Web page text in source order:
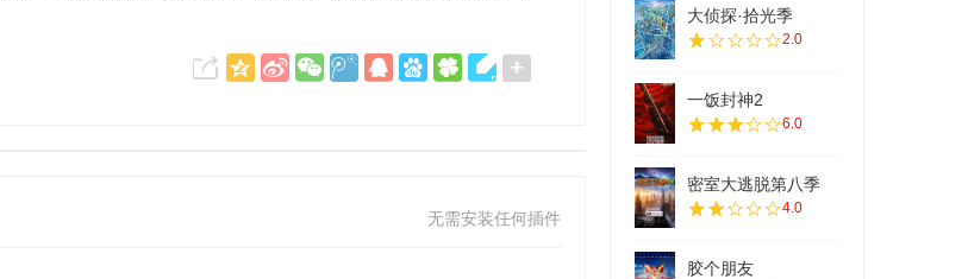
无需安装任何插件
大侦探·拾光季
2.0
一饭封神2
6.0
密室大逃脱第八季
4.0
胶个朋友